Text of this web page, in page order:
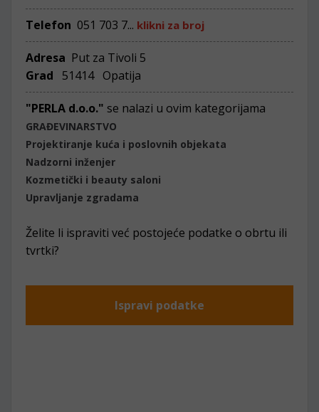
Telefon 051 703 7... klikni za broj
Adresa Put za Tivoli 5
Grad
51414 Opatija
"PERLA d.o.o." se nalazi u ovim kategorijama
GRAĐEVINARSTVO
Projektiranje kuća i poslovnih objekata
Nadzorni inženjer
Kozmetički i beauty saloni
Upravljanje zgradama
Želite li ispraviti već postojeće podatke o obrtu ili
tvrtki?
Ispravi podatke